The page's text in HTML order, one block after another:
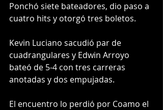
Ponchó siete bateadores, dio paso a
cuatro hits y otorgó tres boletos.
Kevin Luciano sacudió par de
cuadrangulares y Edwin Arroyo
bateó de 5-4 con tres carreras
anotadas y dos empujadas.
El encuentro lo perdió por Coamo el